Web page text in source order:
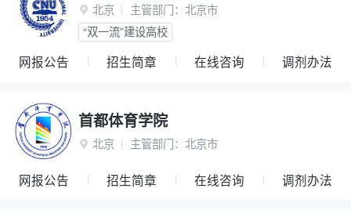
 北京 主管部门： 北京市
“双一流”建设高校
网报公告 招生简章 在线咨询 调剂办法
首都体育学院
 北京 主管部门： 北京市
网报公告 招生简章 在线咨询 调剂办法